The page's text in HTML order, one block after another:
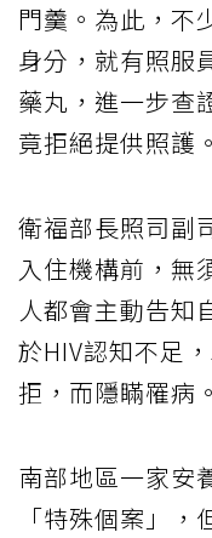
門羹。為此，不
身分，就有照服
藥丸，進一步查
竟拒絕提供照護。
衛福部長照司副
入住機構前，無
人都會主動告知
於HIV認知不足
拒，而隱瞞罹病。
南部地區一家安
「特殊個案」